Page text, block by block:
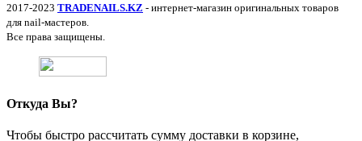
2017-2023 TRADENAILS.KZ - интернет-магазин оригинальных товаров
для nail-мастеров.
Все права защищены.
Откуда Вы?
Чтобы быстро рассчитать сумму доставки в корзине,